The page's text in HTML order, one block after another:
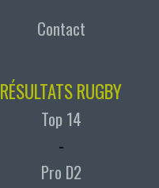
Contact
RÉSULTATS RUGBY
Top 14
-
Pro D2